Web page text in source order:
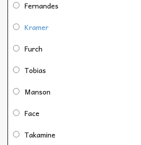
Fernandes
Kramer
Furch
Tobias
Manson
Face
Takamine